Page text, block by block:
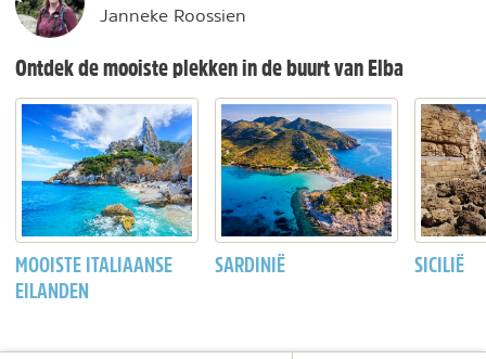
Janneke Roossien
Ontdek de mooiste plekken in de buurt van Elba
MOOISTE ITALIAANSE
EILANDEN
SARDINIË SICILIË